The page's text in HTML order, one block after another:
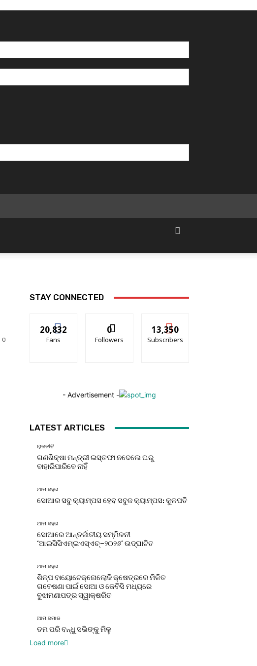
0
STAY CONNECTED
20,832
Fans
0
Followers
13,350
Subscribers
- Advertisement -
LATEST ARTICLES
ରାଜନୀତି
ଗଣଶିକ୍ଷା ମନ୍ତ୍ରୀ ଇସ୍ତଫା ନଦେଲେ ଘରୁ
ବାହାରିପାରିବେ ନାହିଁ
ଆମ ସହର
ସୋଆର ସବୁ କ୍ୟାମ୍ପସ ହେବ ସବୁଜ କ୍ୟାମ୍ପସ: କୁଳପତି
ଆମ ସହର
ସୋଆରେ ଆନ୍ତର୍ଜାତୀୟ ସମ୍ମିଳନୀ
‘ଆଇସିସିଏମ୍‌ଇଏସ୍‌ଏଚ୍‌–୨୦୨୬’ ଉଦ୍‌ଘାଟିତ
ଆମ ସହର
ଶିଳ୍ପ ବାୟୋଟେକ୍ନୋଲୋଜି କ୍ଷେତ୍ରରେ ମିଳିତ
ଗବେଷଣା ପାଇଁ ସୋଆ ଓ କେବିସି ମଧ୍ୟରେ
ବୁଝାମଣାପତ୍ର ସ୍ୱାକ୍ଷରିତ
ଆମ ସମାଜ
ତମ ପରି ବନ୍ଧୁ ସଭିଙ୍କୁ ମିଳୁ
Load more